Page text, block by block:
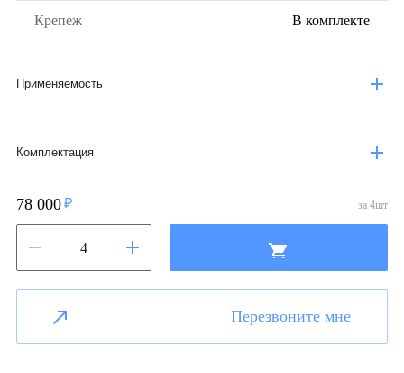
Крепеж В комплекте
Применяемость
Комплектация
78 000 за 4шт
Перезвоните мне